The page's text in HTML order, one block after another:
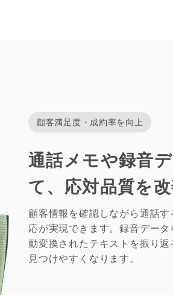
顧客満足度・成約率を向上
通話メモや録音
て、応対品質を改
顧客情報を確認しながら通話
応が実現できます。録音デー
動変換されたテキストを振り
見つけやすくなります。